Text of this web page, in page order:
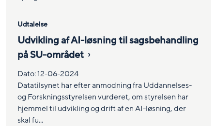
Udtalelse
Udvikling af AI-løsning til sagsbehandling
på SU-området
Dato:12-06-2024
Datatilsynet har efter anmodning fra Uddannelses-
og Forskningsstyrelsen vurderet, om styrelsen har
hjemmel til udvikling og drift af en AI-løsning, der
skal fu...